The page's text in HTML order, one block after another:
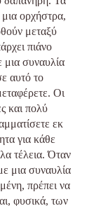
ορχήστρα,
μεταξύ
πιάνο
μια συναυλία
αυτό το
Οι
και πολύ
εκ
για κάθε
τέλεια. Όταν
μια συναυλία
πρέπει να
φυσικά, των